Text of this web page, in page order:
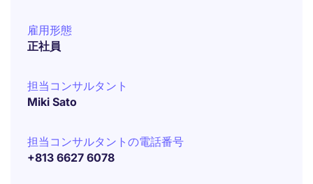
雇用形態
正社員
担当コンサルタント
Miki Sato
担当コンサルタントの電話番号
+813 6627 6078